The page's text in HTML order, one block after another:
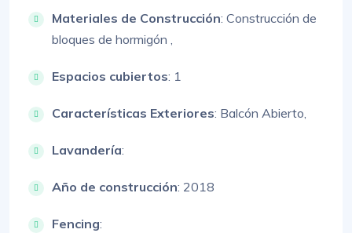
Materiales de Construcción: Construcción de
bloques de hormigón ,
Espacios cubiertos: 1
Características Exteriores: Balcón Abierto,
Lavandería:
Año de construcción: 2018
Fencing: